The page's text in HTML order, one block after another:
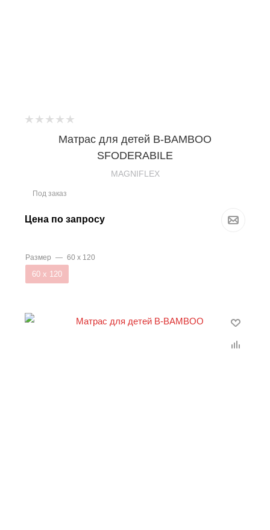
Матрас для детей B-BAMBOO
SFODERABILE
MAGNIFLEX
Под заказ
Цена по запросу
Размер — 60 х 120
60 х 120